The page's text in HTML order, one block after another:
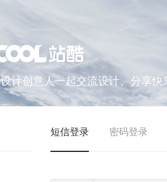
计创意人一起交流设计、分享快